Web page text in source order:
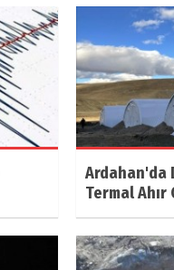
Ardahan'da
Termal